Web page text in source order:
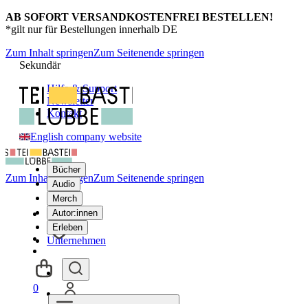
AB SOFORT VERSANDKOSTENFREI BESTELLEN!
*gilt nur für Bestellungen innerhalb DE
Zum Inhalt springenZum Seitenende springen
Sekundär
Hilfe & Support
Newsletter
Kontakt
English company website
Bücher
Audio
Merch
Autor:innen
Erleben
Unternehmen
Zum Inhalt springenZum Seitenende springen
0